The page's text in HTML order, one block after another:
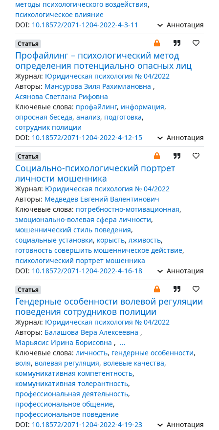
методы психологического воздействия,
психологическое влияние
DOI: 10.18572/2071-1204-2022-4-3-11 Аннотация
Статья
Профайлинг – психологический метод
определения потенциально опасных лиц
Журнал: Юридическая психология № 04/2022
Авторы: Мансурова Зиля Рахимлановна ,
Асянова Светлана Рифовна
Ключевые слова: профайлинг, информация,
опросная беседа, анализ, подготовка,
сотрудник полиции
DOI: 10.18572/2071-1204-2022-4-12-15 Аннотация
Статья
Социально-психологический портрет
личности мошенника
Журнал: Юридическая психология № 04/2022
Авторы: Медведев Евгений Валентинович
Ключевые слова: потребностно-мотивационная,
эмоционально-волевая сфера личности,
мошеннический стиль поведения,
социальные установки, корысть, лживость,
готовность совершить мошенническое действие,
психологический портрет мошенника
DOI: 10.18572/2071-1204-2022-4-16-18 Аннотация
Статья
Гендерные особенности волевой регуляции
поведения сотрудников полиции
Журнал: Юридическая психология № 04/2022
Авторы: Балашова Вера Алексеевна ,
Марьясис Ирина Борисовна , ...
Ключевые слова: личность, гендерные особенности,
воля, волевая регуляция, волевые качества,
коммуникативная компетентность,
коммуникативная толерантность,
профессиональная деятельность,
профессиональное общение,
профессиональное поведение
DOI: 10.18572/2071-1204-2022-4-19-23 Аннотация